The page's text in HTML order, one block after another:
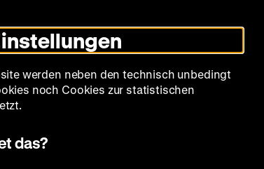
Modus
umschalten
zum
Deutschen
Historischen
in
Deutscher
zum
Deutschen
Historischen
in
Leichter
Bildung Museum
werden neben den technisch unbedingt
noch Cookies zur statistischen
das?